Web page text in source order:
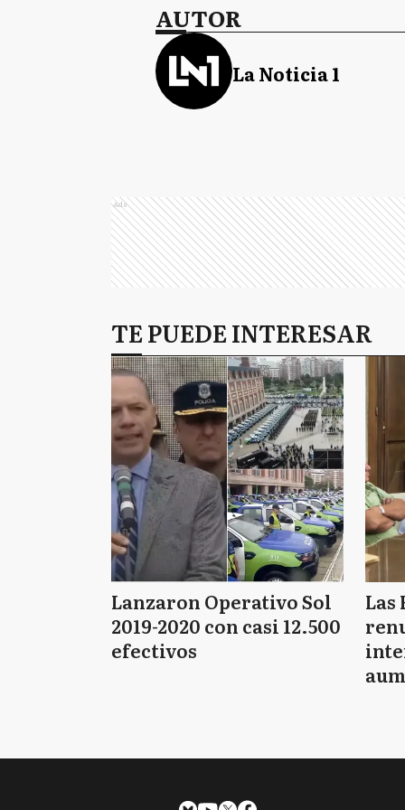
AUTOR
La Noticia 1
Ads
TE PUEDE INTERESAR
Lanzaron Operativo Sol
2019-2020 con casi 12.500
efectivos
Las